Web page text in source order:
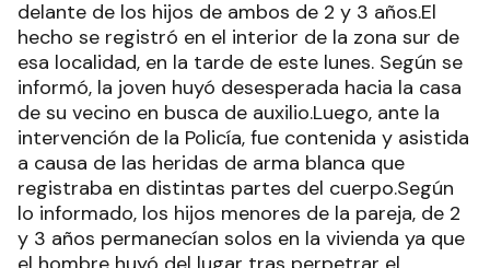
delante de los hijos de ambos de 2 y 3 años.El
hecho se registró en el interior de la zona sur de
esa localidad, en la tarde de este lunes. Según se
informó, la joven huyó desesperada hacia la casa
de su vecino en busca de auxilio.Luego, ante la
intervención de la Policía, fue contenida y asistida
a causa de las heridas de arma blanca que
registraba en distintas partes del cuerpo.Según
lo informado, los hijos menores de la pareja, de 2
y 3 años permanecían solos en la vivienda ya que